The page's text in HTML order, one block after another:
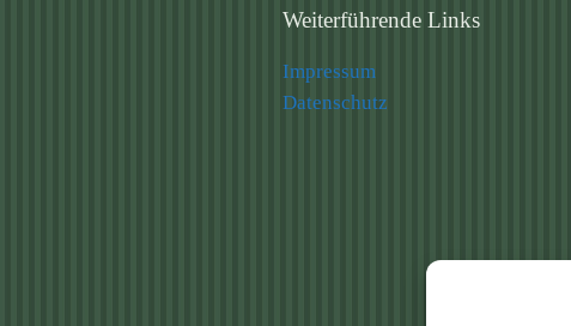
Weiterführende Links
Impressum
Datenschutz